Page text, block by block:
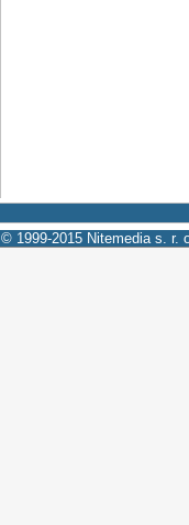
© 1999-2015 Nitemedia s. r.